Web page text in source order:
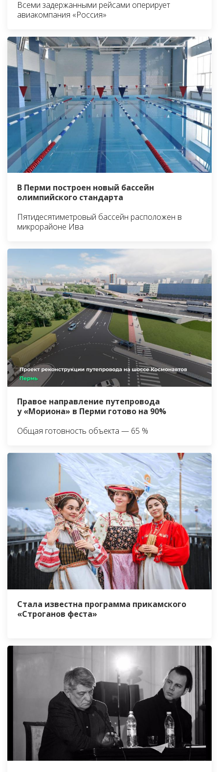
Всеми задержанными рейсами оперирует
авиакомпания «Россия»
В Перми построен новый бассейн
олимпийского стандарта
Пятидесятиметровый бассейн расположен в
микрорайоне Ива
Правое направление путепровода
у «Мориона» в Перми готово на 90%
Общая готовность объекта — 65 %
Стала известна программа прикамского
«Строганов феста»